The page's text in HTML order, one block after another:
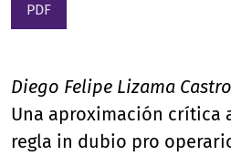
PDF
Diego Felipe Lizama Castro
Una aproximación crítica
regla in dubio pro